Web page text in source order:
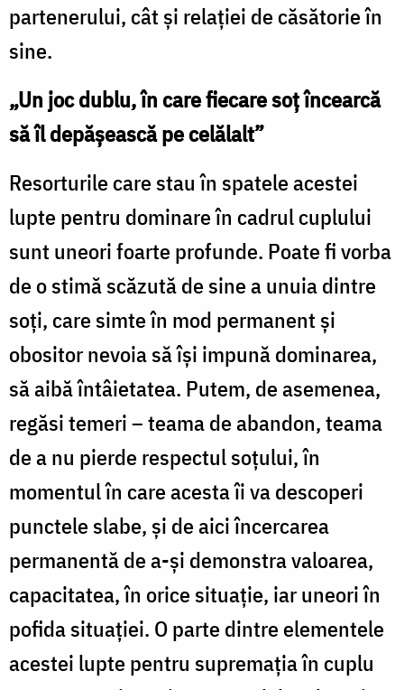
partenerului, cât şi relaţiei de căsătorie în
sine.
„Un joc dublu, în care fiecare soţ încearcă
să îl depăşească pe celălalt”
Resorturile care stau în spatele acestei
lupte pentru dominare în cadrul cuplului
sunt uneori foarte profunde. Poate fi vorba
de o stimă scăzută de sine a unuia dintre
soţi, care simte în mod permanent şi
obositor nevoia să îşi impună dominarea,
să aibă întâietatea. Putem, de asemenea,
regăsi temeri – teama de abandon, teama
de a nu pierde respectul soţului, în
momentul în care acesta îi va descoperi
punctele slabe, şi de aici încercarea
permanentă de a-şi demonstra valoarea,
capacitatea, în orice situaţie, iar uneori în
pofida situaţiei. O parte dintre elementele
acestei lupte pentru supremaţia în cuplu